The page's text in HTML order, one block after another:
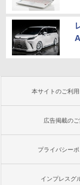
本サイトのご利
広告掲載の
プライバシー
インプレスグ